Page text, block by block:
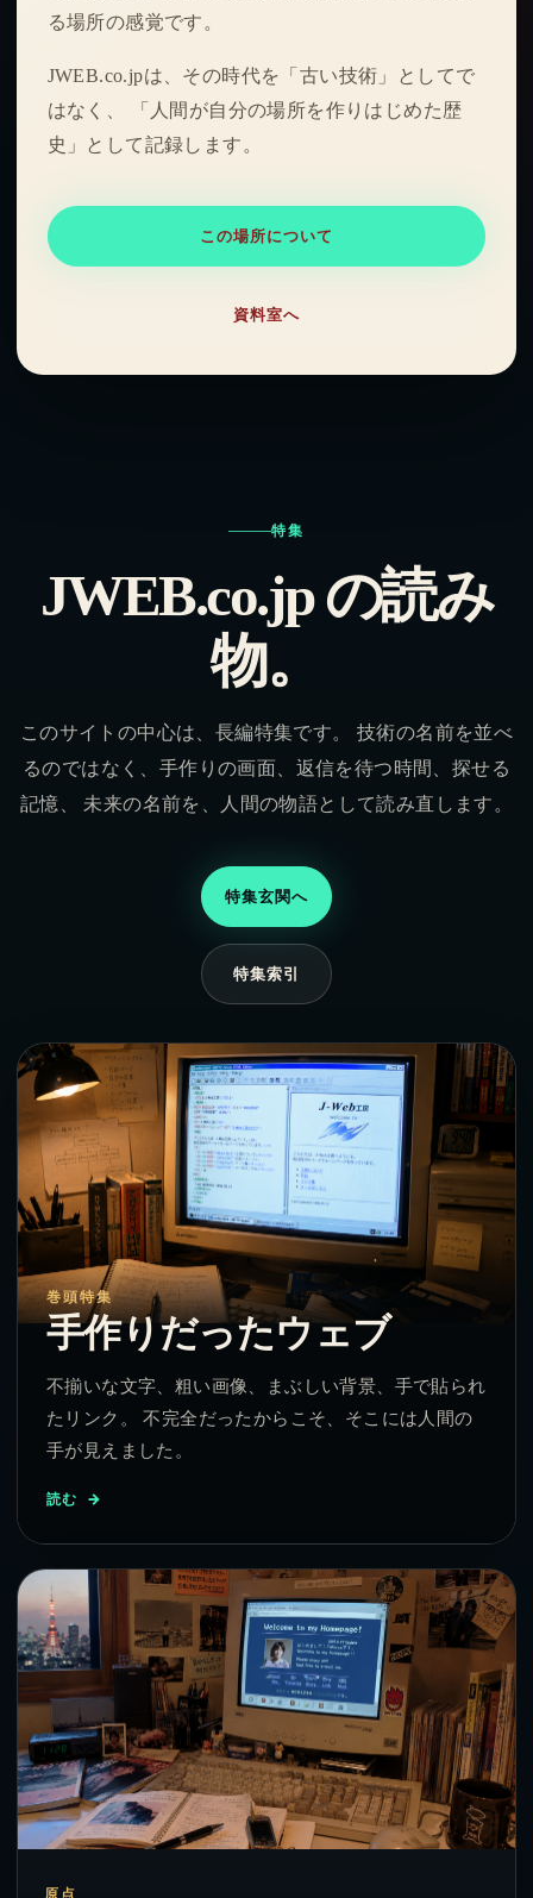
る場所の感覚です。
JWEB.co.jpは、その時代を「古い技術」としてで
はなく、 「人間が自分の場所を作りはじめた歴
史」として記録します。
この場所について
資料室へ
特集
JWEB.co.jp の読み
物。
このサイトの中心は、長編特集です。 技術の名前を並べ
るのではなく、手作りの画面、返信を待つ時間、探せる
記憶、 未来の名前を、人間の物語として読み直します。
特集玄関へ
特集索引
巻頭特集
手作りだったウェブ
不揃いな文字、粗い画像、まぶしい背景、手で貼られ
たリンク。 不完全だったからこそ、そこには人間の
手が見えました。
読む
原点